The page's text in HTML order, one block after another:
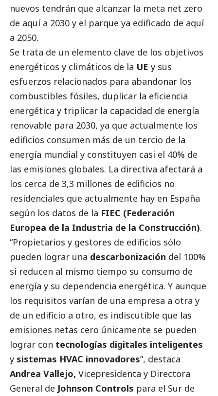
nuevos tendrán que alcanzar la meta net zero
de aquí a 2030 y el parque ya edificado de aquí
a 2050.
Se trata de un elemento clave de los objetivos
energéticos y climáticos de la UE y sus
esfuerzos relacionados para abandonar los
combustibles fósiles, duplicar la eficiencia
energética y triplicar la capacidad de energía
renovable para 2030, ya que actualmente los
edificios consumen más de un tercio de la
energía mundial y constituyen casi el 40% de
las emisiones globales. La directiva afectará a
los cerca de 3,3 millones de edificios no
residenciales que actualmente hay en España
según los datos de la FIEC (Federación
Europea de la Industria de la Construcción).
“Propietarios y gestores de edificios sólo
pueden lograr una descarbonización del 100%
si reducen al mismo tiempo su consumo de
energía y su dependencia energética. Y aunque
los requisitos varían de una empresa a otra y
de un edificio a otro, es indiscutible que las
emisiones netas cero únicamente se pueden
lograr con tecnologías digitales inteligentes
y sistemas HVAC innovadores”, destaca
Andrea Vallejo, Vicepresidenta y Directora
General de Johnson Controls para el Sur de